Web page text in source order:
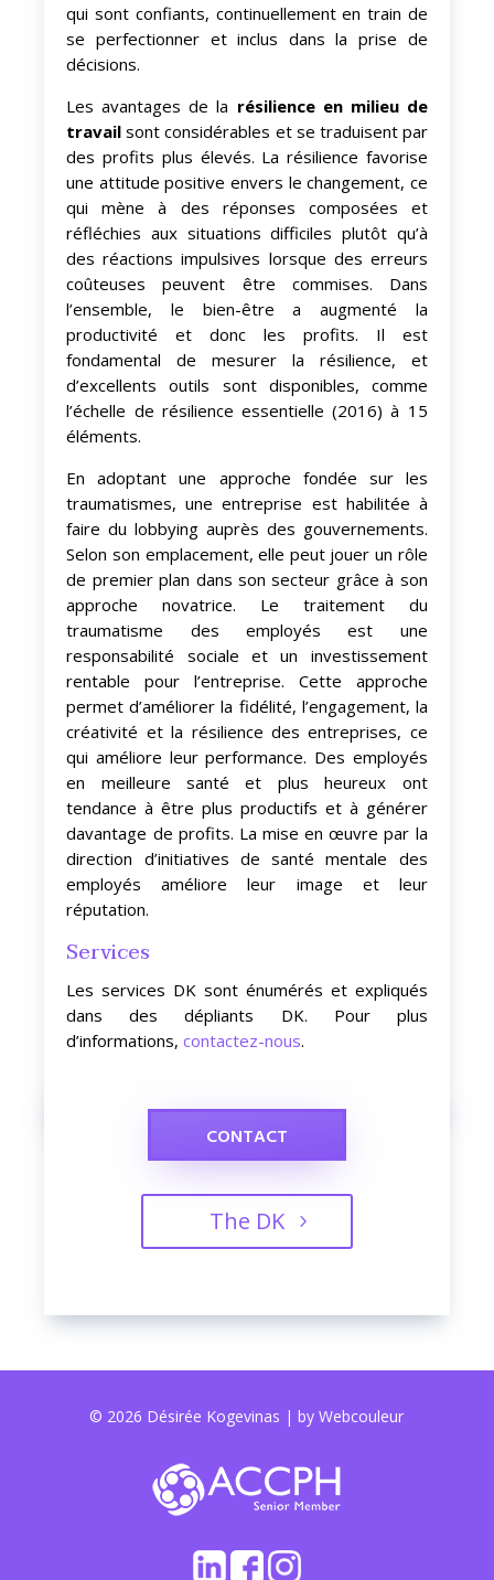
qui sont confiants, continuellement en train de
se perfectionner et inclus dans la prise de
décisions.
Les avantages de la résilience en milieu de
travail sont considérables et se traduisent par
des profits plus élevés. La résilience favorise
une attitude positive envers le changement, ce
qui mène à des réponses composées et
réfléchies aux situations difficiles plutôt qu’à
des réactions impulsives lorsque des erreurs
coûteuses peuvent être commises. Dans
l’ensemble, le bien-être a augmenté la
productivité et donc les profits. Il est
fondamental de mesurer la résilience, et
d’excellents outils sont disponibles, comme
l’échelle de résilience essentielle (2016) à 15
éléments.
En adoptant une approche fondée sur les
traumatismes, une entreprise est habilitée à
faire du lobbying auprès des gouvernements.
Selon son emplacement, elle peut jouer un rôle
de premier plan dans son secteur grâce à son
approche novatrice. Le traitement du
traumatisme des employés est une
responsabilité sociale et un investissement
rentable pour l’entreprise. Cette approche
permet d’améliorer la fidélité, l’engagement, la
créativité et la résilience des entreprises, ce
qui améliore leur performance. Des employés
en meilleure santé et plus heureux ont
tendance à être plus productifs et à générer
davantage de profits. La mise en œuvre par la
direction d’initiatives de santé mentale des
employés améliore leur image et leur
réputation.
Services
Les services DK sont énumérés et expliqués
dans des dépliants DK. Pour plus
d’informations,contactez-nous.
CONTACT
The DK
© 2026 Désirée Kogevinas |by Webcouleur